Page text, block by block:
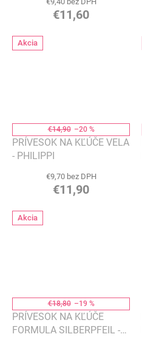
€11,60
Akcia
€14,90 –20 %
PRÍVESOK NA KĽÚČE VELA
- PHILIPPI
€9,70 bez DPH
€11,90
Akcia
€18,80 –19 %
PRÍVESOK NA KĽÚČE
FORMULA SILBERPFEIL -